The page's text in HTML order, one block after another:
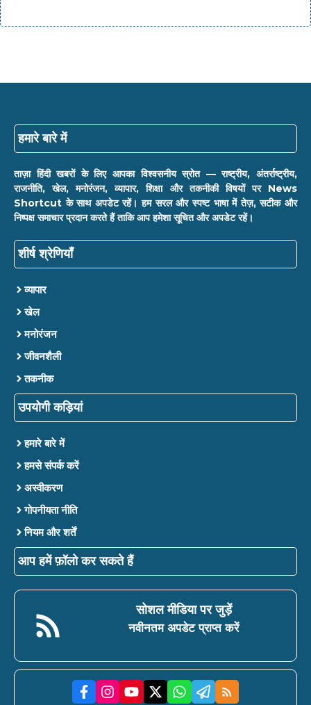
हमारे बारे में
ताज़ा हिंदी खबरों के लिए आपका विश्वसनीय स्रोत — राष्ट्रीय, अंतर्राष्ट्रीय,
राजनीति, खेल, मनोरंजन, व्यापार, शिक्षा और तकनीकी विषयों पर News
Shortcut के साथ अपडेट रहें। हम सरल और स्पष्ट भाषा में तेज़, सटीक और
निष्पक्ष समाचार प्रदान करते हैं ताकि आप हमेशा सूचित और अपडेट रहें।
शीर्ष श्रेणियाँ
व्यापार
खेल
मनोरंजन
जीवनशैली
तकनीक
उपयोगी कड़ियां
हमारे बारे में
हमसे संपर्क करें
अस्वीकरण
गोपनीयता नीति
नियम और शर्तें
आप हमें फ़ॉलो कर सकते हैं
सोशल मीडिया पर जुड़ें
नवीनतम अपडेट प्राप्त करें